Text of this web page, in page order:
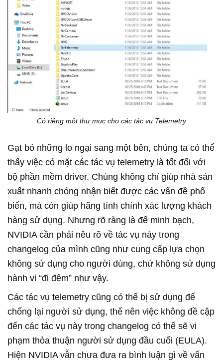
Có riêng một thư mục cho các tác vụ Telemetry
Gạt bỏ những lo ngại sang một bên, chúng ta có thể
thấy việc có mặt các tác vụ telemetry là tốt đối với
bộ phần mềm driver. Chúng không chỉ giúp nhà sản
xuất nhanh chóng nhận biết được các vấn đề phổ
biến, mà còn giúp hãng tính chính xác lượng khách
hàng sử dụng. Nhưng rõ ràng là để minh bạch,
NVIDIA cần phải nêu rõ về tác vụ này trong
changelog của mình cũng như cung cấp lựa chọn
không sử dụng cho người dùng, chứ không sử dụng
hành vi “đi đêm” như vậy.
Các tác vụ telemetry cũng có thể bị sử dụng để
chống lại người sử dụng, thế nên việc không đề cập
đến các tác vụ này trong changelog có thể sẽ vi
phạm thỏa thuận người sử dụng đầu cuối (EULA).
Hiện NVIDIA vẫn chưa đưa ra bình luận gì về vấn